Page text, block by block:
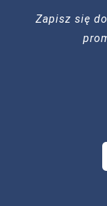
Zapisz się